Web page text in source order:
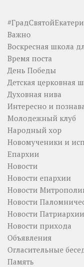
Важно
Воскресная школа
Время поста
День Победы
Детская церковная
Духовная нива
Интересно и
Молодежный клуб
Народный хор
Новомученики и
Епархии
Новости
Новости епархии
Новости
Новости
Новости Патриархии
Новости прихода
Объявления
Огласительные
Память